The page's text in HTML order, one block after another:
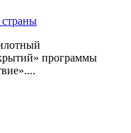
программы